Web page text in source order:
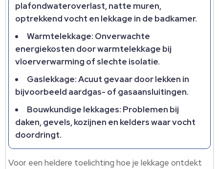
plafondwateroverlast, natte muren,
optrekkend vocht en lekkage in de badkamer.
Warmtelekkage: Onverwachte
energiekosten door warmtelekkage bij
vloerverwarming of slechte isolatie.
Gaslekkage: Acuut gevaar door lekken in
bijvoorbeeld aardgas- of gasaansluitingen.
Bouwkundige lekkages: Problemen bij
daken, gevels, kozijnen en kelders waar vocht
doordringt.
Voor een heldere toelichting hoe je lekkage ontdekt